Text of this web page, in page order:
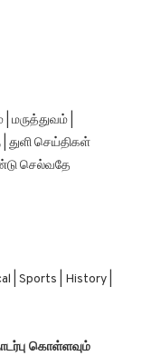
மருத்துவம் |
| துளி செய்திகள்
செல்வதே
| Sports | History |
கொள்ளவும்